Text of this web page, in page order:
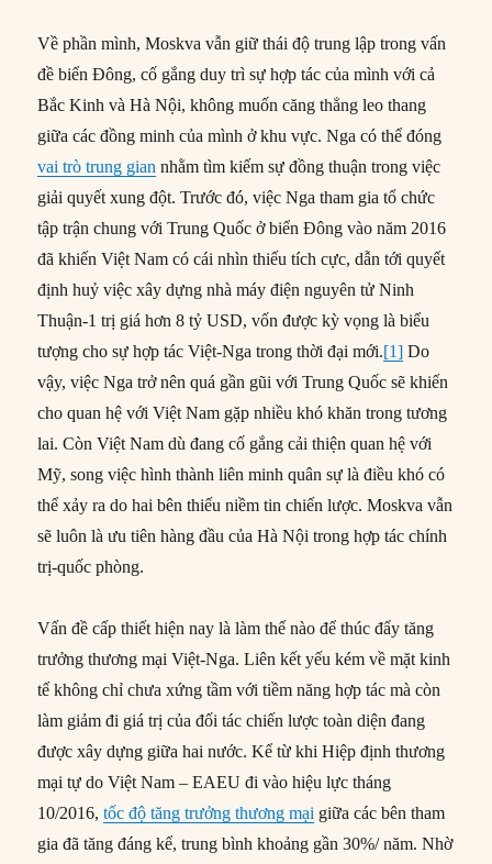
Về phần mình, Moskva vẫn giữ thái độ trung lập trong vấn
đề biển Đông, cố gắng duy trì sự hợp tác của mình với cả
Bắc Kinh và Hà Nội, không muốn căng thẳng leo thang
giữa các đồng minh của mình ở khu vực. Nga có thể đóng
vai trò trung gian nhằm tìm kiếm sự đồng thuận trong việc
giải quyết xung đột. Trước đó, việc Nga tham gia tổ chức
tập trận chung với Trung Quốc ở biển Đông vào năm 2016
đã khiến Việt Nam có cái nhìn thiếu tích cực, dẫn tới quyết
định huỷ việc xây dựng nhà máy điện nguyên tử Ninh
Thuận-1 trị giá hơn 8 tỷ USD, vốn được kỳ vọng là biểu
tượng cho sự hợp tác Việt-Nga trong thời đại mới.[1] Do
vậy, việc Nga trở nên quá gần gũi với Trung Quốc sẽ khiến
cho quan hệ với Việt Nam gặp nhiều khó khăn trong tương
lai. Còn Việt Nam dù đang cố gắng cải thiện quan hệ với
Mỹ, song việc hình thành liên minh quân sự là điều khó có
thể xảy ra do hai bên thiếu niềm tin chiến lược. Moskva vẫn
sẽ luôn là ưu tiên hàng đầu của Hà Nội trong hợp tác chính
trị-quốc phòng.
Vấn đề cấp thiết hiện nay là làm thế nào để thúc đẩy tăng
trưởng thương mại Việt-Nga. Liên kết yếu kém về mặt kinh
tế không chỉ chưa xứng tầm với tiềm năng hợp tác mà còn
làm giảm đi giá trị của đối tác chiến lược toàn diện đang
được xây dựng giữa hai nước. Kể từ khi Hiệp định thương
mại tự do Việt Nam – EAEU đi vào hiệu lực tháng
10/2016,tốc độ tăng trưởng thương mại giữa các bên tham
gia đã tăng đáng kể, trung bình khoảng gần 30%/ năm. Nhờ